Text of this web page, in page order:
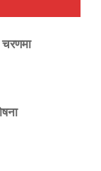
चरणमा